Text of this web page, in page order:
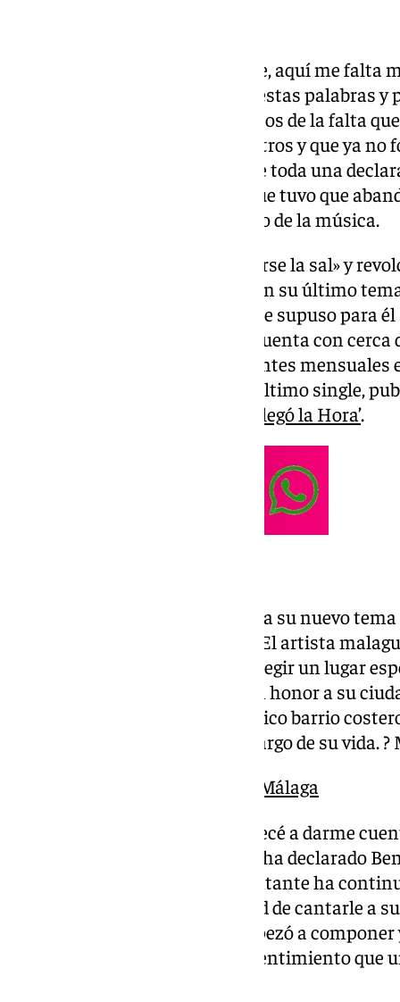
Ya no puedo más, necesito verte, aquí me falta
meses». Cualquiera podría leer estas palabras
proclamación a los cuatro vientos de la falta
sido alguien especial para nosotros y que ya
se trata de toda una
hacia su tierra natal, Málaga, que tuvo que
buscarse un puesto en el mundo de la música.
Y aunque eche de menos «quitarse la sal» y
Malagueta», como bien afirma en su último
que ese paso tan importante que supuso para
dando sus frutos. El artista ya cuenta con
Instagram y más de 12.000 oyentes
misma cifra que ya atesora su último single,
‘Llegó la Hora’.
?@juliobenavente_ presenta su nuevo
un espigón de Pedregalejo. El artista
101 Televisión que quería elegir un lugar
cantar su nuevo sencillo en honor a su
que las rocas del emblemático barrio
pasado horas y horas a lo largo de su vida.
♬ sonido original – 101TV Málaga
«Cuando me fui de Málaga empecé a darme
hizo valorarla más que nunca», ha declarado
el programa de esta casa. El cantante ha
siempre ha sentido la necesidad de cantarle a
buscaba forzar, pero un día empezó a
un tema que siente como un «sentimiento que